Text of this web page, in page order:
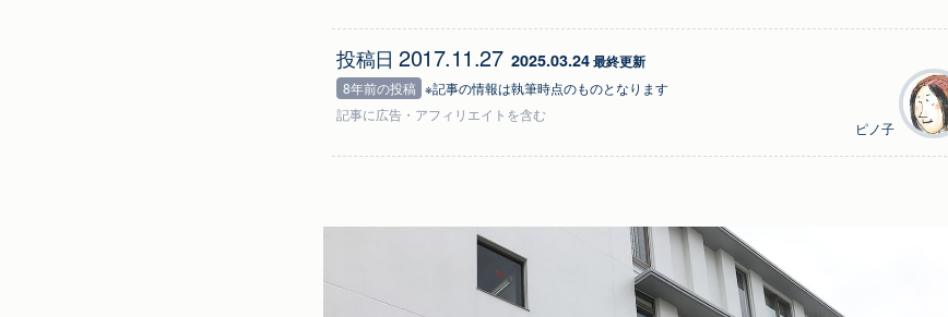
投稿日 2017.11.27 2025.03.24 最終更新
8年前の投稿 ※記事の情報は執筆時点のものとなります
記事に広告 ・アフィリエイトを含む
ピノ子